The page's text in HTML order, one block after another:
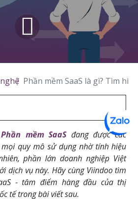
Phần mềm SaaS là gì? Tìm
Phần mềm SaaSđang được các
quy mô sử dụng nhờ tính hiệu
phần lớn doanh nghiệp Việt
dịch vụ này. Hãy cùng Viindoo tìm
- tâm điểm hàng đầu của thị
tế trong bài viết sau.